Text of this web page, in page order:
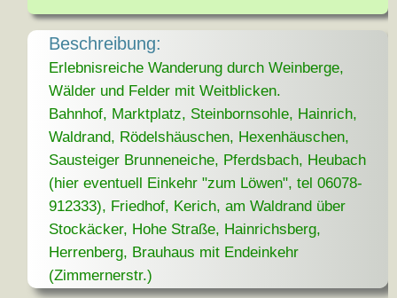
Beschreibung:
Erlebnisreiche Wanderung durch Weinberge,
Wälder und Felder mit Weitblicken.
Bahnhof, Marktplatz, Steinbornsohle, Hainrich,
Waldrand, Rödelshäuschen, Hexenhäuschen,
Sausteiger Brunneneiche, Pferdsbach, Heubach
(hier eventuell Einkehr "zum Löwen", tel 06078-
912333), Friedhof, Kerich, am Waldrand über
Stockäcker, Hohe Straße, Hainrichsberg,
Herrenberg, Brauhaus mit Endeinkehr
(Zimmernerstr.)